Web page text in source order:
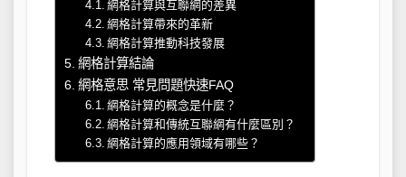
網格計算與互聯網的差異
網格計算帶來的革新
網格計算推動科技發展
網格計算結論
網格意思 常見問題快速FAQ
網格計算的概念是什麼？
網格計算和傳統互聯網有什麼區別？
網格計算的應用領域有哪些？